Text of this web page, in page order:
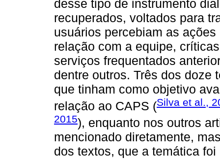
desse tipo de instrumento
recuperados, voltados para
usuários percebiam as
relação com a equipe,
serviços frequentados
dentre outros. Três dos doze
que tinham como objetivo
relação ao CAPS (Silva et al.,
2015), enquanto nos outros
mencionado diretamente,
dos textos, que a temática